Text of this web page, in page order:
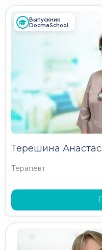
Выпускник
DocmaSchool
Терешина
Терапевт